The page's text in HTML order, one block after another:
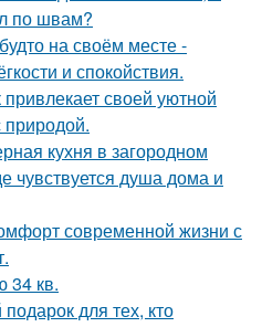
по швам?
на своём месте -
и спокойствия.
своей уютной
кухня в загородном
чувствуется душа дома и
современной жизни с
34 кв.
для тех, кто